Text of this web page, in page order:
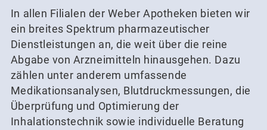
Am Wall 1, 21073 Hamburg
Karriere
Online Shop
In allen Filialen der Weber Apotheken bieten wir
ein breites Spektrum pharmazeutischer
Dienstleistungen an, die weit über die reine
Abgabe von Arzneimitteln hinausgehen. Dazu
zählen unter anderem umfassende
Medikationsanalysen, Blutdruckmessungen, die
Überprüfung und Optimierung der
Inhalationstechnik sowie individuelle Beratung